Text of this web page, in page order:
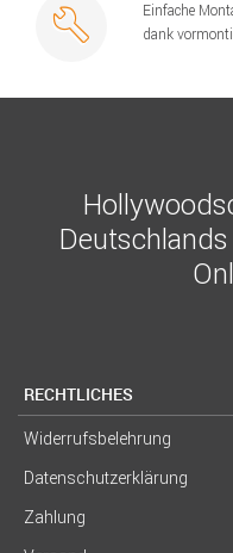
Einfache
dank
RECHTLICHES
Widerrufsbelehrung
Datenschutzerklärung
Zahlung